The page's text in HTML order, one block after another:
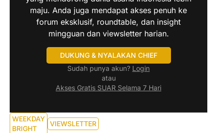
maju. Anda juga mendapat akses penuh ke
forum eksklusif, roundtable, dan insight
mingguan dan viewsletter harian.
DUKUNG & NYALAKAN CHIEF
Sudah punya akun? Login
atau
Akses Gratis SUAR Selama 7 Hari
WEEKDAY
BRIGHT
VIEWSLETTER